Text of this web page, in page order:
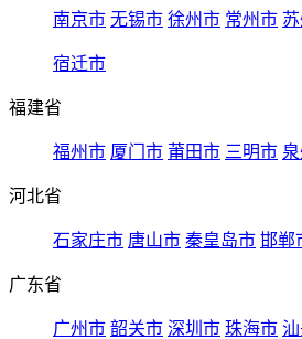
南京市 无锡市 徐州市 常州市
宿迁市
福建省
福州市 厦门市 莆田市 三明市
河北省
石家庄市 唐山市 秦皇岛市 邯郸
广东省
广州市 韶关市 深圳市 珠海市